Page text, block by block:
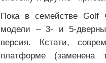
Пока в семействе Golf
модели – 3- и 5-
версия. Кстати,
платформе (заменена